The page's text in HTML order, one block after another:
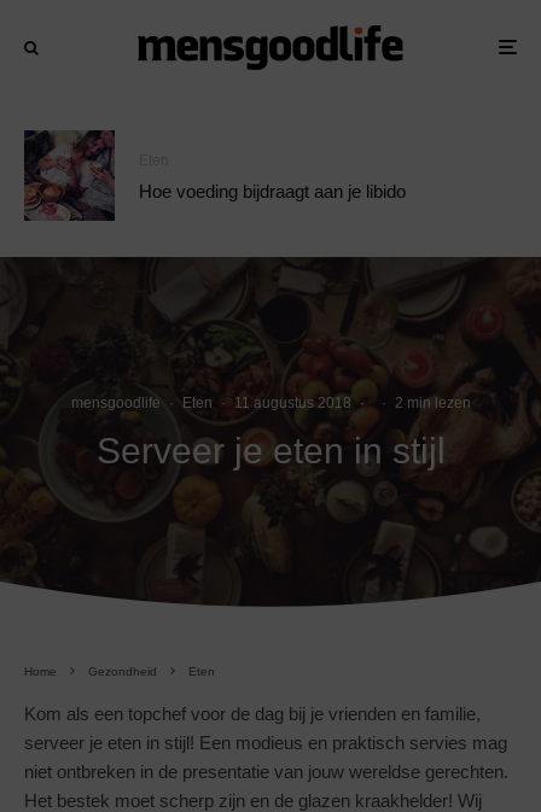
Hoe voeding bijdraagt aan je libido
mensgoodlife · Eten · 11 augustus 2018 · · 2 min lezen
Serveer je eten in stijl
Home Gezondheid Eten
Kom als een topchef voor de dag bij je vrienden en familie,
serveer je eten in stijl! Een modieus en praktisch servies mag
niet ontbreken in de presentatie van jouw wereldse gerechten.
Het bestek moet scherp zijn en de glazen kraakhelder! Wij